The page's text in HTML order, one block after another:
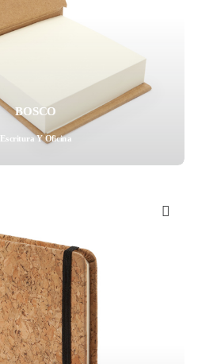
BOSCO
Escritura Y Oficina